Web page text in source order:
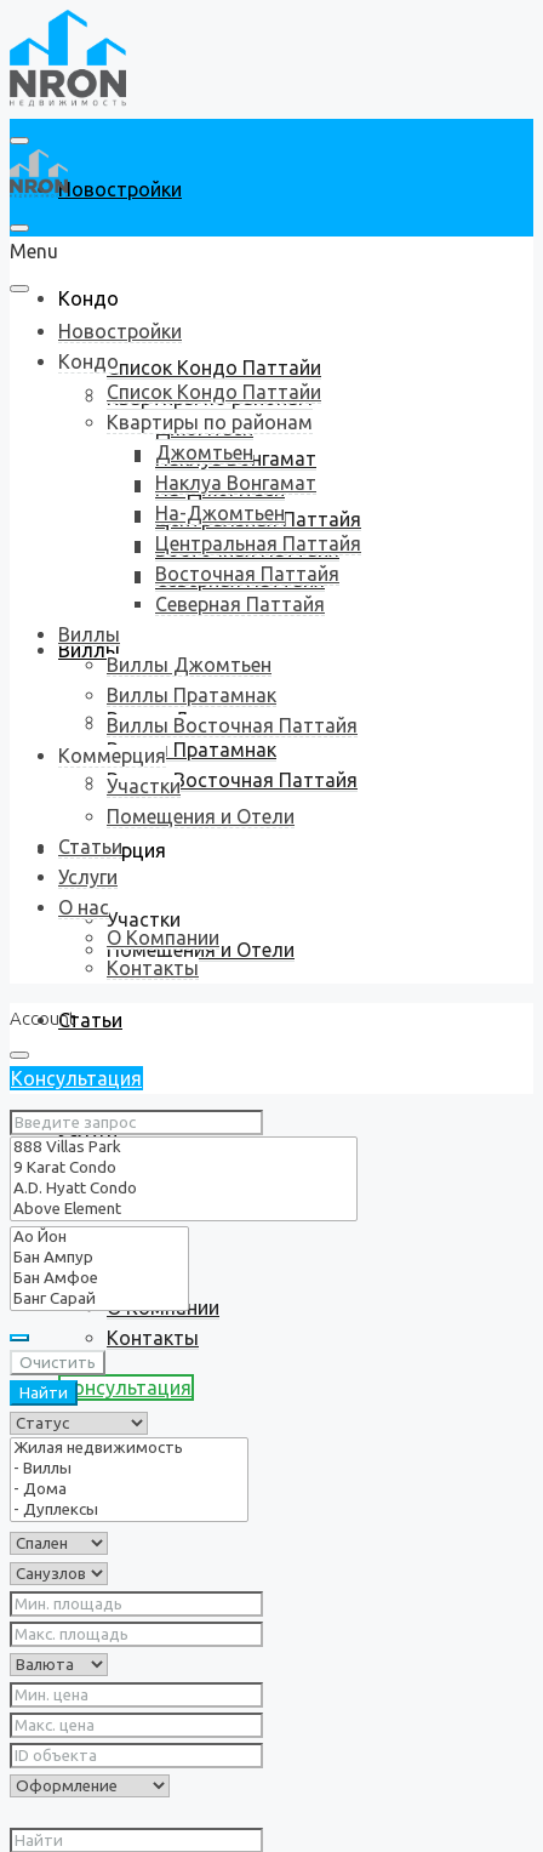
Новостройки
Кондо
Список Кондо Паттайи
Квартиры по районам
Джомтьен
Наклуа Вонгамат
На-Джомтьен
Центральная Паттайя
Восточная Паттайя
Северная Паттайя
Виллы
Виллы Джомтьен
Виллы Пратамнак
Виллы Восточная Паттайя
Коммерция
Участки
Помещения и Отели
Статьи
Услуги
О нас
О Компании
Контакты
Консультация
Menu
Новостройки
Кондо
Список Кондо Паттайи
Квартиры по районам
Джомтьен
Наклуа Вонгамат
На-Джомтьен
Центральная Паттайя
Восточная Паттайя
Северная Паттайя
Виллы
Виллы Джомтьен
Виллы Пратамнак
Виллы Восточная Паттайя
Коммерция
Участки
Помещения и Отели
Статьи
Услуги
О нас
О Компании
Контакты
Account
Консультация
Очистить
Найти